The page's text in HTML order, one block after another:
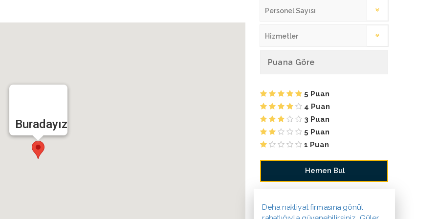
Buradayız
Personel Sayısı
Hizmetler
Puana Göre
5 Puan
4 Puan
3 Puan
5 Puan
1 Puan
Deha nakliyat firmasına gönül